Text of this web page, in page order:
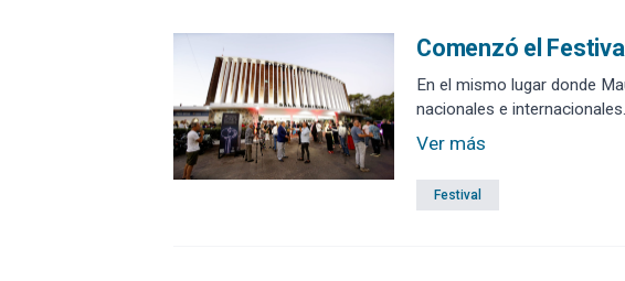
Comenzó el
En el mismo lugar donde
nacionales e internacionales.
Ver más
Festival